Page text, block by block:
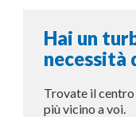
Hai un
necessità
Trovate il
più vicino a voi.